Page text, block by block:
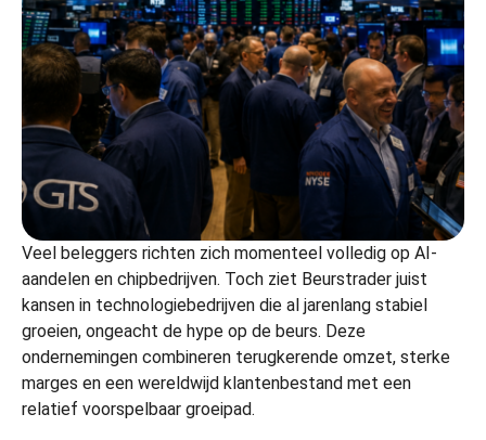
Veel beleggers richten zich momenteel volledig op AI-
aandelen en chipbedrijven. Toch ziet Beurstrader juist
kansen in technologiebedrijven die al jarenlang stabiel
groeien, ongeacht de hype op de beurs. Deze
ondernemingen combineren terugkerende omzet, sterke
marges en een wereldwijd klantenbestand met een
relatief voorspelbaar groeipad.